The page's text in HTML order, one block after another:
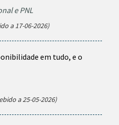
e PNL
a 17-06-2026)
em tudo, e o
a 25-05-2026)